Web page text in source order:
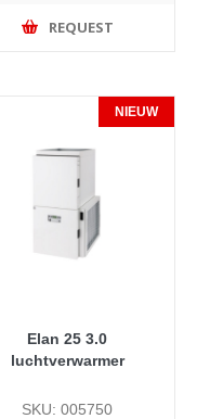
REQUEST
NIEUW
Elan 25 3.0
luchtverwarmer
SKU: 005750